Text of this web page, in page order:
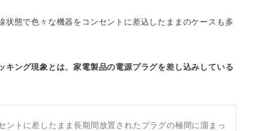
状態で色々な機器をコンセントに差込したままのケースも多
キング現象とは、家電製品の電源プラグを差し込みしている
ントに差したまま長期間放置されたプラグの極間に溜まっ